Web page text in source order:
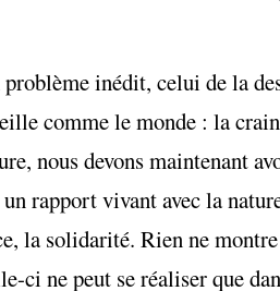
inédit, celui de la
comme le monde : la
nous devons maintenant
rapport vivant avec la
la solidarité. Rien ne
ci ne peut se réaliser que